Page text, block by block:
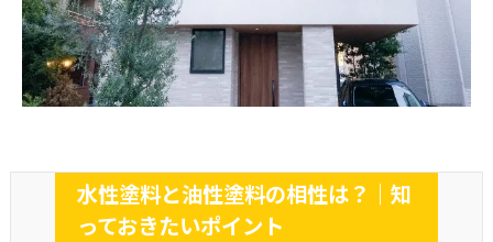
水性塗料と油性塗料の相性は？｜知
っておきたいポイント